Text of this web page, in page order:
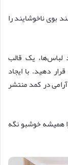
بوی ناخوشایند را
لباس‌ها، یک قالب
دهید. با ایجاد
در کمد منتشر
همیشه خوشبو نگه